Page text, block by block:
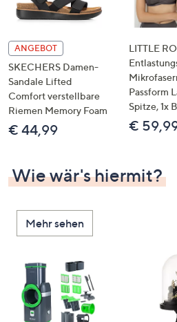
ANGEBOT
SKECHERS Damen-
Sandale Lifted
Comfort verstellbare
Riemen Memory Foam
€ 44,99
LITTLE
Passform
Spitze, 1x
€
Wie wär's hiermit?
Mehr sehen